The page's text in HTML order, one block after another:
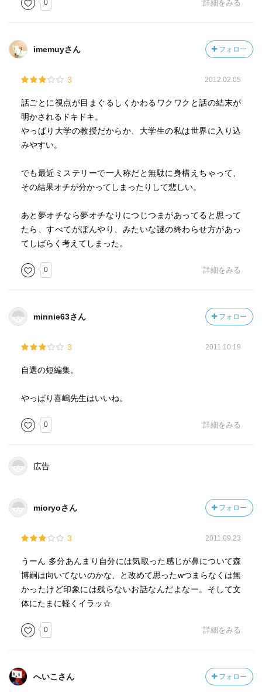
0 詳細をみる
imemuyさん フォロー
3 2012.02.05
話ごとに視点が目まぐるしくかわるワクワクと話の結末が
明かされるドキドキ。
やっぱり大学の教授だからか、大学生の私は世界に入り込
みやすい。
でも最近ミステリーで一人称だと無駄に身構えちゃって、
その結果オチが分かってしまったりして悲しい。
あと夢オチなら夢オチなりにつじつまがあってると思って
たら、すべてがぼんやり、みたいな謎の終わらせ方があっ
てしばらく考えてしまった。
0 詳細をみる
minnie63さん フォロー
3 2011.10.19
自選の短編集。
やっぱり喜嶋先生はいいね。
0 詳細をみる
広告
mioryoさん フォロー
3 2011.09.23
うーん 多分あんまり自分には気取った感じが鼻について森
博嗣は向いてないのかな、と改めて思ったwつまらなくは無
かったけど印象には残らないお話なんだよなー。そして文
体にたまに軽くイラッ☆
0 詳細をみる
へいこさん フォロー